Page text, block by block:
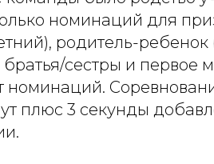
номинаций для
родитель-
сестры и первое
номинаций.
плюс 3 секунды